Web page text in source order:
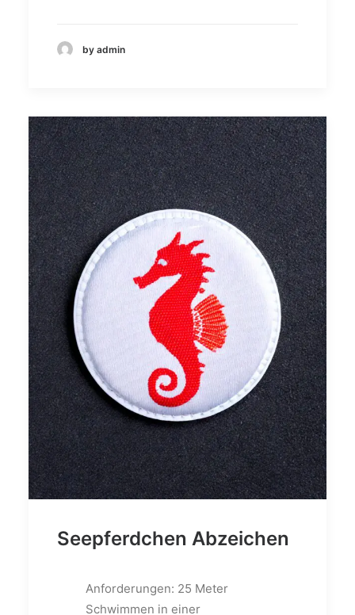
by admin
Seepferdchen Abzeichen
Anforderungen: 25 Meter
Schwimmen in einer